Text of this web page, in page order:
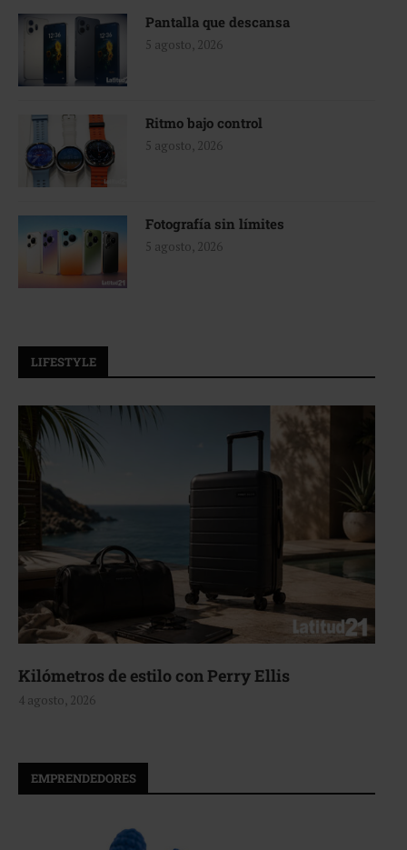
Pantalla que descansa
5 agosto, 2026
Ritmo bajo control
5 agosto, 2026
Fotografía sin límites
5 agosto, 2026
LIFESTYLE
Kilómetros de estilo con Perry Ellis
4 agosto, 2026
EMPRENDEDORES